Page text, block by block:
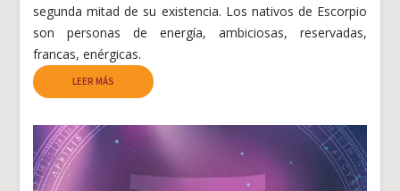
segunda mitad de su existencia. Los nativos de Escorpio
son personas de energía, ambiciosas, reservadas,
francas, enérgicas.
LEER MÁS